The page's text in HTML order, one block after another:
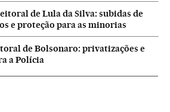
de Lula da Silva: subidas de
e proteção para as minorias
de Bolsonaro: privatizações e
a Polícia